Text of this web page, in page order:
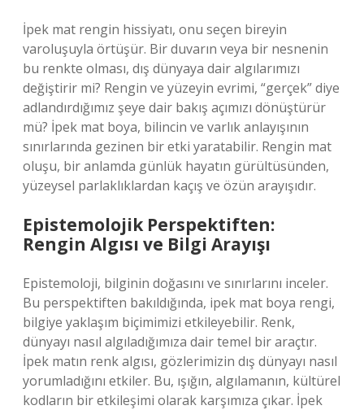
İpek mat rengin hissiyatı, onu seçen bireyin
varoluşuyla örtüşür. Bir duvarın veya bir nesnenin
bu renkte olması, dış dünyaya dair algılarımızı
değiştirir mi? Rengin ve yüzeyin evrimi, “gerçek” diye
adlandırdığımız şeye dair bakış açımızı dönüştürür
mü? İpek mat boya, bilincin ve varlık anlayışının
sınırlarında gezinen bir etki yaratabilir. Rengin mat
oluşu, bir anlamda günlük hayatın gürültüsünden,
yüzeysel parlaklıklardan kaçış ve özün arayışıdır.
Epistemolojik Perspektiften:
Rengin Algısı ve Bilgi Arayışı
Epistemoloji, bilginin doğasını ve sınırlarını inceler.
Bu perspektiften bakıldığında, ipek mat boya rengi,
bilgiye yaklaşım biçimimizi etkileyebilir. Renk,
dünyayı nasıl algıladığımıza dair temel bir araçtır.
İpek matın renk algısı, gözlerimizin dış dünyayı nasıl
yorumladığını etkiler. Bu, ışığın, algılamanın, kültürel
kodların bir etkileşimi olarak karşımıza çıkar. İpek